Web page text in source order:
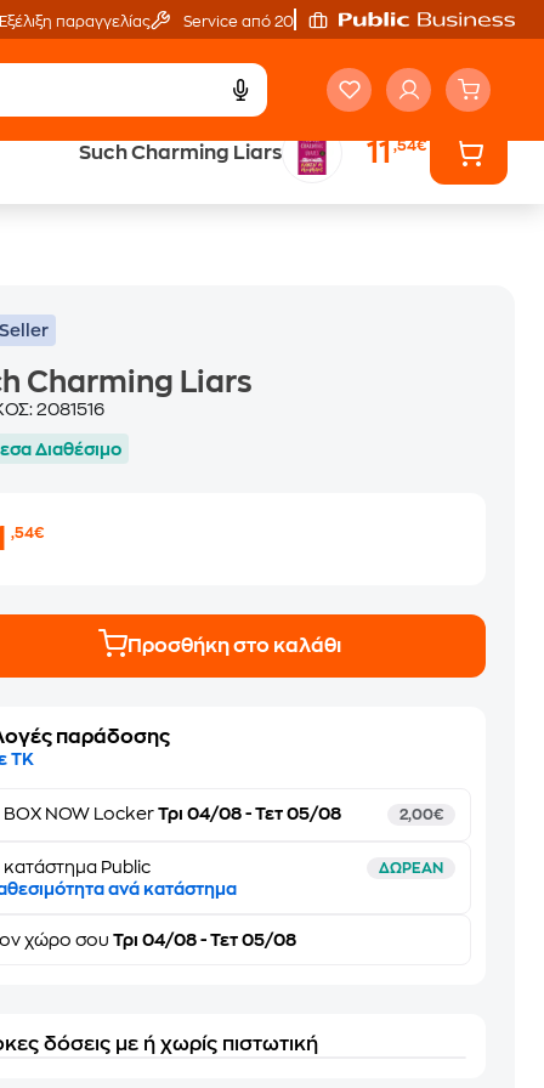
Εξέλιξη παραγγελίας Service από 20'
Such Charming Liars 11,54€
Έλα στον κόσμο
Charming Liars
2081516
Διαθέσιμο
,54€
Προσθήκη στο καλάθι
παράδοσης
ΤΚ
BOX NOW Locker Τρι 04/08 - Τετ 05/08 2,00€
κατάστημα Public ΔΩΡΕΑΝ
ανά κατάστημα
χώρο σου Τρι 04/08 - Τετ 05/08
δόσεις με ή χωρίς πιστωτική